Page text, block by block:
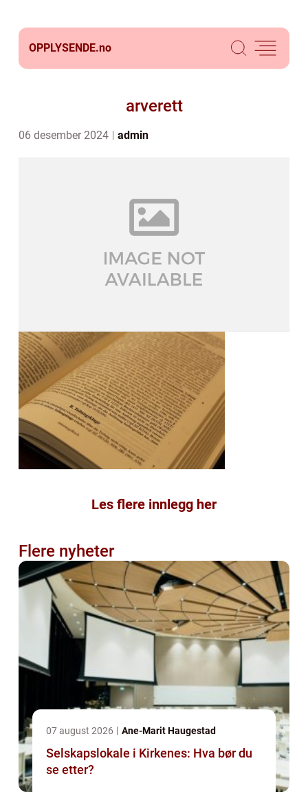
OPPLYSENDE.no
arverett
06 desember 2024 admin
Les flere innlegg her
Flere nyheter
07 august 2026 Ane-Marit Haugestad
Selskapslokale i Kirkenes: Hva bør du
se etter?